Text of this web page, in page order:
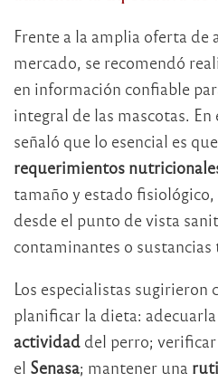
Frente a la amplia oferta de
mercado, se recomendó
en información confiable
integral de las mascotas. En
señaló que lo esencial es
requerimientos
tamaño y estado fisiológico,
desde el punto de vista
contaminantes o sustancias
Los especialistas sugirieron
planificar la dieta: adecuarla
actividad del perro;
el Senasa; mantener una